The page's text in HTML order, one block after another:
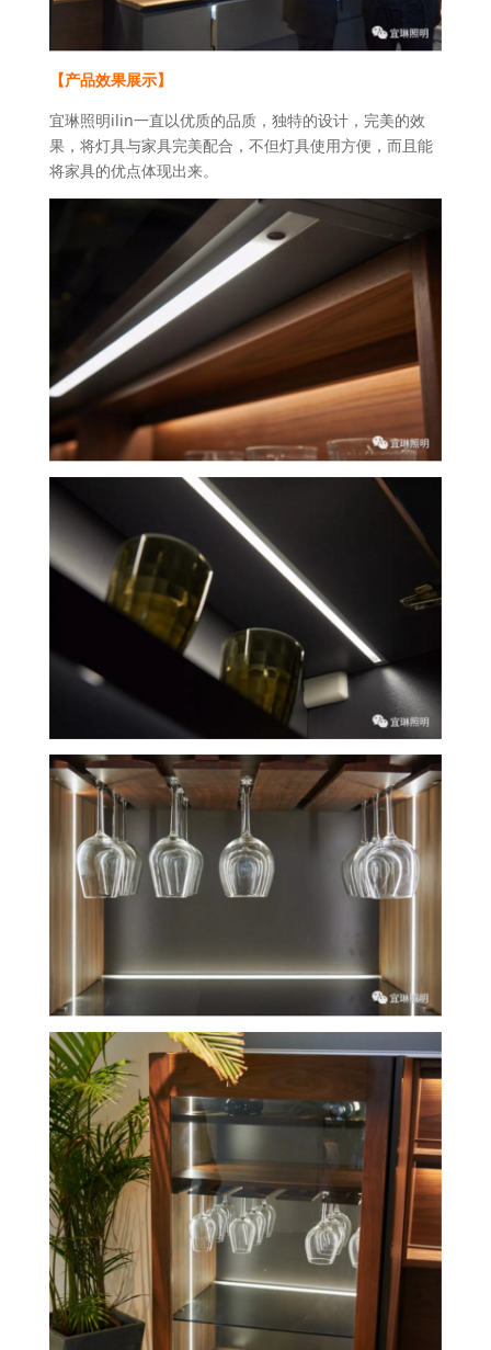
【产品效果展示】
宜琳照明ilin一直以优质的品质，独特的设计，完美的效
果，将灯具与家具完美配合，不但灯具使用方便，而且能
将家具的优点体现出来。